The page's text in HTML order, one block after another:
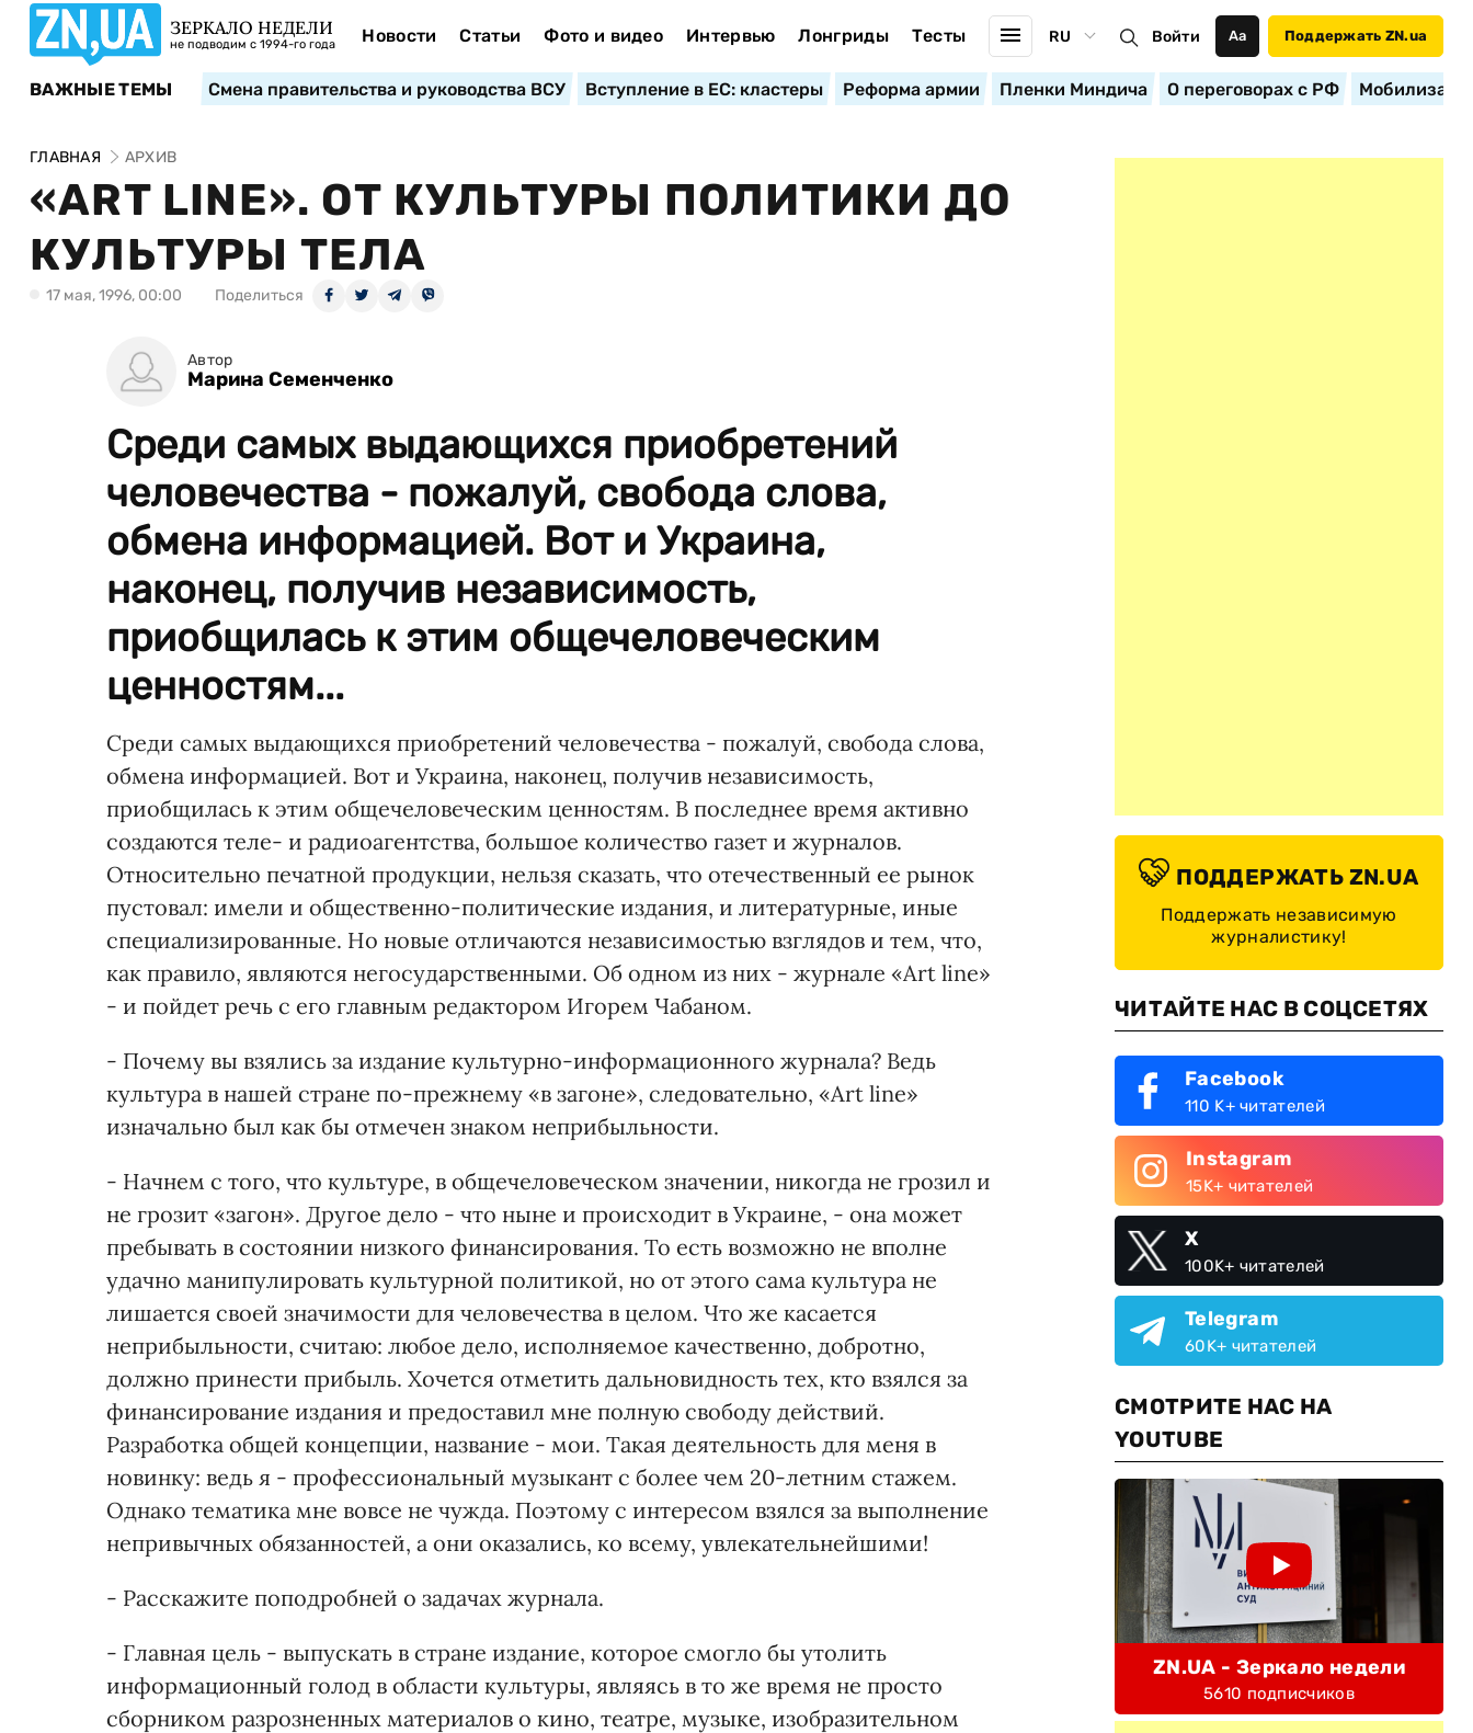
ЗЕРКАЛО НЕДЕЛИ
не подводим с 1994-го года Новости Статьи Фото и видео Интервью Лонгриды Тесты RU Войти Аа Поддержать ZN.ua
ВАЖНЫЕ ТЕМЫ Смена правительства и руководства ВСУ Вступление в ЕС: кластеры Реформа армии Пленки Миндича О переговорах с РФ
ГЛАВНАЯ АРХИВ
«ART LINE». ОТ КУЛЬТУРЫ ПОЛИТИКИ ДО
КУЛЬТУРЫ ТЕЛА
17 мая, 1996, 00:00 Поделиться
Автор
Марина Семенченко
Среди самых выдающихся приобретений
человечества - пожалуй, свобода слова,
обмена информацией. Вот и Украина,
наконец, получив независимость,
приобщилась к этим общечеловеческим
ценностям...
Среди самых выдающихся приобретений человечества - пожалуй, свобода слова,
обмена информацией. Вот и Украина, наконец, получив независимость,
приобщилась к этим общечеловеческим ценностям. В последнее время активно
создаются теле- и радиоагентства, большое количество газет и журналов.
Относительно печатной продукции, нельзя сказать, что отечественный ее рынок
пустовал: имели и общественно-политические издания, и литературные, иные
специализированные. Но новые отличаются независимостью взглядов и тем, что,
как правило, являются негосударственными. Об одном из них - журнале «Art line»
- и пойдет речь с его главным редактором Игорем Чабаном.
- Почему вы взялись за издание культурно-информационного журнала? Ведь
культура в нашей стране по-прежнему «в загоне», следовательно, «Art line»
изначально был как бы отмечен знаком неприбыльности.
- Начнем с того, что культуре, в общечеловеческом значении, никогда не грозил и
не грозит «загон». Другое дело - что ныне и происходит в Украине, - она может
пребывать в состоянии низкого финансирования. То есть возможно не вполне
удачно манипулировать культурной политикой, но от этого сама культура не
лишается своей значимости для человечества в целом. Что же касается
неприбыльности, считаю: любое дело, исполняемое качественно, добротно,
должно принести прибыль. Хочется отметить дальновидность тех, кто взялся за
финансирование издания и предоставил мне полную свободу действий.
Разработка общей концепции, название - мои. Такая деятельность для меня в
новинку: ведь я - профессиональный музыкант с более чем 20-летним стажем.
Однако тематика мне вовсе не чужда. Поэтому с интересом взялся за выполнение
непривычных обязанностей, а они оказались, ко всему, увлекательнейшими!
- Расскажите поподробней о задачах журнала.
- Главная цель - выпускать в стране издание, которое смогло бы утолить
информационный голод в области культуры, являясь в то же время не просто
сборником разрозненных материалов о кино, театре, музыке, изобразительном
ПОДДЕРЖАТЬ ZN.UA
Поддержать независимую
журналистику!
ЧИТАЙТЕ НАС В СОЦСЕТЯХ
Facebook
110 K+ читателей
Instagram
15K+ читателей
X
100K+ читателей
Telegram
60K+ читателей
СМОТРИТЕ НАС НА
YOUTUBE
ZN.UA - Зеркало недели
5610 подписчиков